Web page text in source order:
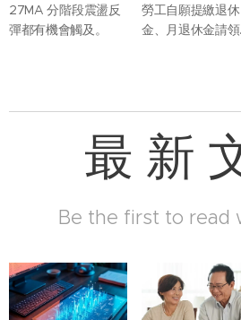
27MA 分階段震盪反
彈都有機會觸及。
勞工自願提繳退休
金、月退休金請領
範。
最 新
Be the first to read